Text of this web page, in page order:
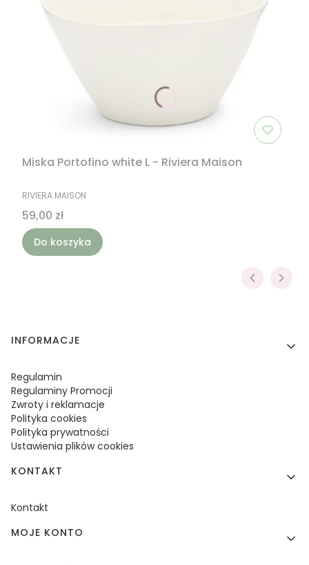
Miska Portofino white L - Riviera Maison
PRODUCENT
RIVIERA MAISON
Cena
59,00 zł
Do koszyka
Linki w stopce
INFORMACJE
Regulamin
Regulaminy Promocji
Zwroty i reklamacje
Polityka cookies
Polityka prywatności
Ustawienia plików cookies
KONTAKT
Kontakt
MOJE KONTO